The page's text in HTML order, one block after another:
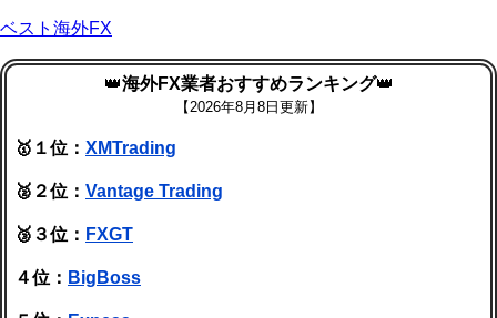
ベスト海外FX
👑海外FX業者おすすめランキング👑
【2026年8月8日更新】
🥇１位： XMTrading
🥈２位： Vantage Trading
🥉３位： FXGT
４位： BigBoss